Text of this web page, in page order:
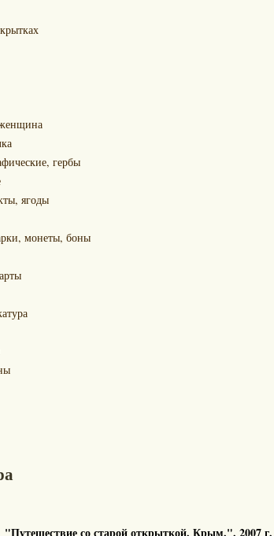
гербы
ягоды
монеты, боны
"Путешествие со старой открыткой. Крым.". 2007 г.